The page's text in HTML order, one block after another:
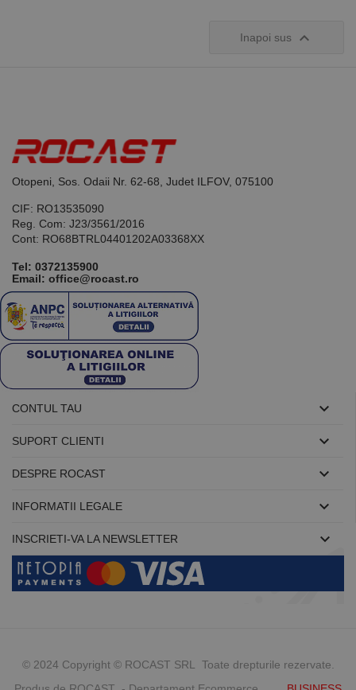
Inapoi sus 
Otopeni, Sos. Odaii Nr. 62-68, Judet ILFOV, 075100
CIF: RO13535090
Reg. Com: J23/3561/2016
Cont: RO68BTRL04401202A03368XX
Tel: 0372135900
Email: office@rocast.ro
CONTUL TAU 
SUPORT CLIENTI 
DESPRE ROCAST 
INFORMATII LEGALE 
INSCRIETI-VA LA NEWSLETTER 
© 2024 Copyright © ROCAST SRL Toate drepturile rezervate.